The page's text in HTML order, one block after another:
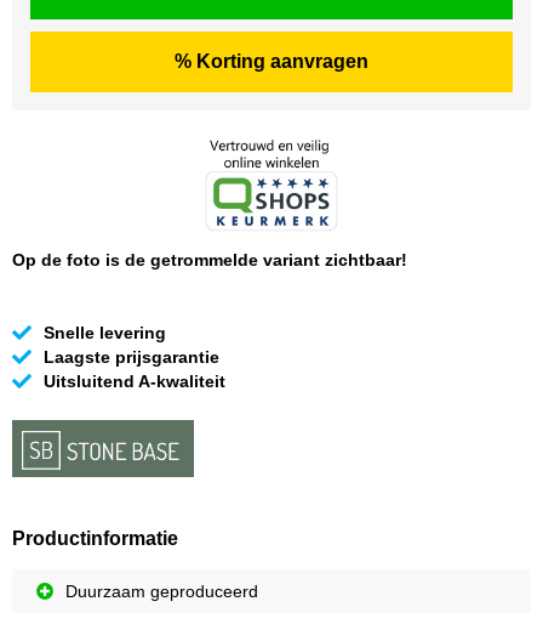
% Korting aanvragen
Op de foto is de getrommelde variant zichtbaar!
Snelle levering
Laagste prijsgarantie
Uitsluitend A-kwaliteit
Productinformatie
Duurzaam geproduceerd